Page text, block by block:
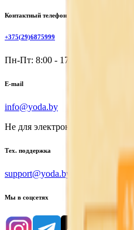
Контактный телефон
+375(29)6875999
Пн-Пт: 8:00 - 17:00
E-mail
info@yoda.by
Не для электронных обращений
Тех. поддержка
support@yoda.by
Мы в соцсетях